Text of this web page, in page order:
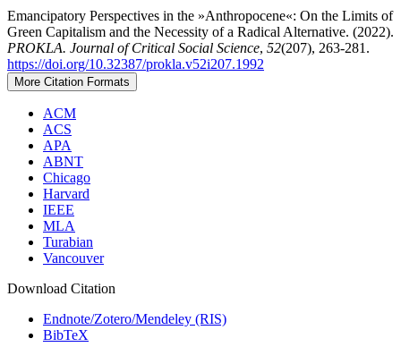
Emancipatory Perspectives in the »Anthropocene«: On the Limits of
Green Capitalism and the Necessity of a Radical Alternative. (2022).
PROKLA. Journal of Critical Social Science, 52(207), 263-281.
https://doi.org/10.32387/prokla.v52i207.1992
More Citation Formats
ACM
ACS
APA
ABNT
Chicago
Harvard
IEEE
MLA
Turabian
Vancouver
Download Citation
Endnote/Zotero/Mendeley (RIS)
BibTeX